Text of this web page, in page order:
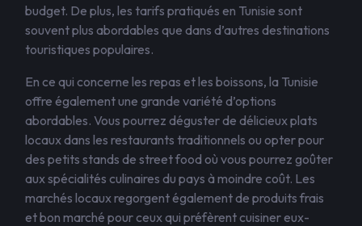
budget. De plus, les tarifs pratiqués en Tunisie sont
souvent plus abordables que dans d’autres destinations
touristiques populaires.
En ce qui concerne les repas et les boissons, la Tunisie
offre également une grande variété d’options
abordables. Vous pourrez déguster de délicieux plats
locaux dans les restaurants traditionnels ou opter pour
des petits stands de street food où vous pourrez goûter
aux spécialités culinaires du pays à moindre coût. Les
marchés locaux regorgent également de produits frais
et bon marché pour ceux qui préfèrent cuisiner eux-